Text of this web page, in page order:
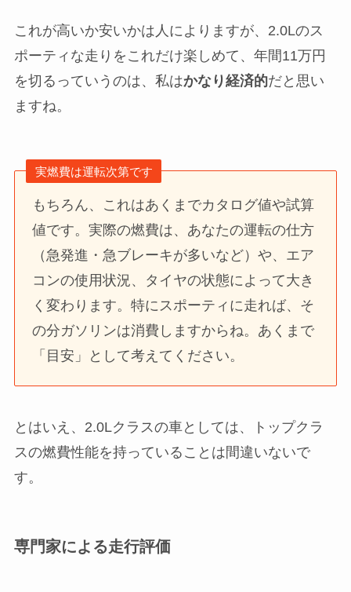
これが高いか安いかは人によりますが、2.0Lのス
ポーティな走りをこれだけ楽しめて、年間11万円
を切るっていうのは、私はかなり経済的だと思い
ますね。
実燃費は運転次第です
もちろん、これはあくまでカタログ値や試算
値です。実際の燃費は、あなたの運転の仕方
（急発進・急ブレーキが多いなど）や、エア
コンの使用状況、タイヤの状態によって大き
く変わります。特にスポーティに走れば、そ
の分ガソリンは消費しますからね。あくまで
「目安」として考えてください。
とはいえ、2.0Lクラスの車としては、トップクラ
スの燃費性能を持っていることは間違いないで
す。
専門家による走行評価